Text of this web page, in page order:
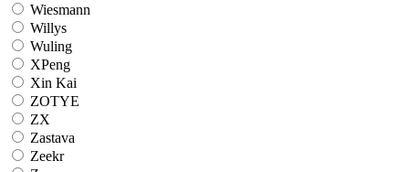
Wiesmann
Willys
Wuling
XPeng
Xin Kai
ZOTYE
ZX
Zastava
Zeekr